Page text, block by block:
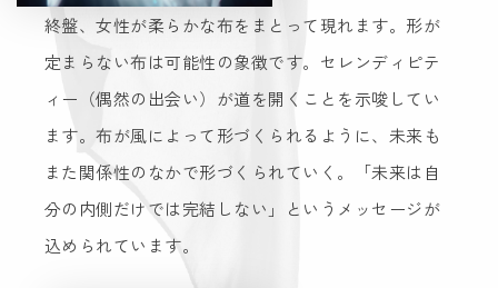
終盤、女性が柔らかな布をまとって現れます。形が
定まらない布は可能性の象徴です。セレンディピテ
ィー（偶然の出会い）が道を開くことを示唆してい
ます。布が風によって形づくられるように、未来も
また関係性のなかで形づくられていく。「未来は自
分の内側だけでは完結しない」というメッセージが
込められています。